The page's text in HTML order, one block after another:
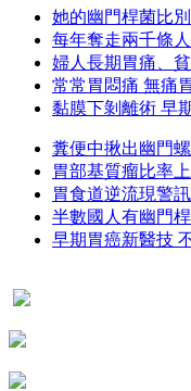
她的幽門桿菌比
每年奪走兩千條
婦人長期胃痛、
常常胃悶痛 無痛
黏膜下剝離術 早
糞便中揪出幽門
胃部基質瘤比率
胃食道逆流現警
半數國人有幽門
早期胃癌新醫技